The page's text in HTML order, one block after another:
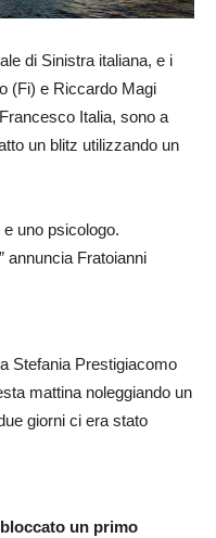
di Sinistra italiana, e i
(Fi) e Riccardo Magi
Italia, sono a
un blitz utilizzando un
uno psicologo.
annuncia Fratoianni
Stefania Prestigiacomo
mattina noleggiando un
giorni ci era stato
un primo